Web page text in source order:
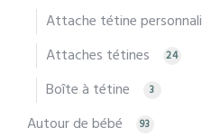
Attache tétine
Attaches tétines 24
Boîte à tétine 3
Autour de bébé 93